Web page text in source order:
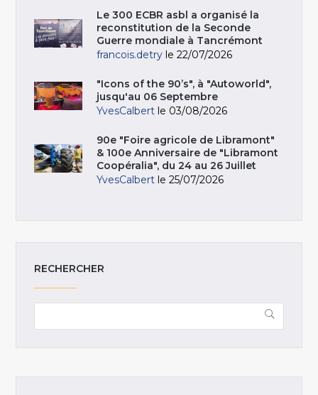
Le 300 ECBR asbl a organisé la
reconstitution de la Seconde
Guerre mondiale à Tancrémont
francois.detry le 22/07/2026
"Icons of the 90’s", à "Autoworld",
jusqu'au 06 Septembre
YvesCalbert le 03/08/2026
90e "Foire agricole de Libramont"
& 100e Anniversaire de "Libramont
Coopéralia", du 24 au 26 Juillet
YvesCalbert le 25/07/2026
RECHERCHER